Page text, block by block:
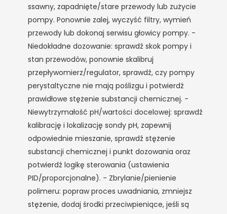
ssawny, zapadnięte/stare przewody lub zużycie
pompy. Ponownie zalej, wyczyść filtry, wymień
przewody lub dokonaj serwisu głowicy pompy. -
Niedokładne dozowanie: sprawdź skok pompy i
stan przewodów, ponownie skalibruj
przepływomierz/regulator, sprawdź, czy pompy
perystaltyczne nie mają poślizgu i potwierdź
prawidłowe stężenie substancji chemicznej. -
Niewytrzymałość pH/wartości docelowej: sprawdź
kalibrację i lokalizację sondy pH, zapewnij
odpowiednie mieszanie, sprawdź stężenie
substancji chemicznej i punkt dozowania oraz
potwierdź logikę sterowania (ustawienia
PID/proporcjonalne). - Zbrylanie/pienienie
polimeru: popraw proces uwadniania, zmniejsz
stężenie, dodaj środki przeciwpieniące, jeśli są